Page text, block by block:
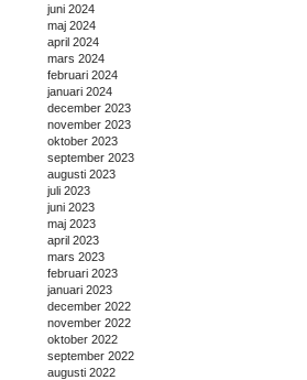
juni 2024
maj 2024
april 2024
mars 2024
februari 2024
januari 2024
december 2023
november 2023
oktober 2023
september 2023
augusti 2023
juli 2023
juni 2023
maj 2023
april 2023
mars 2023
februari 2023
januari 2023
december 2022
november 2022
oktober 2022
september 2022
augusti 2022